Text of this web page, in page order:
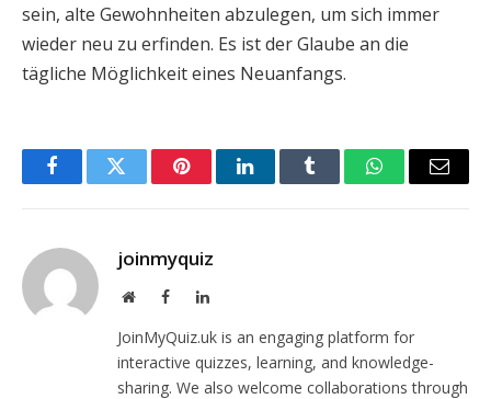
sein, alte Gewohnheiten abzulegen, um sich immer
wieder neu zu erfinden. Es ist der Glaube an die
tägliche Möglichkeit eines Neuanfangs.
FacebookTwitter PinterestLinkedInTumblr WhatsAppEmail
joinmyquiz
WebsiteFacebookLinkedIn
JoinMyQuiz.uk is an engaging platform for
interactive quizzes, learning, and knowledge-
sharing. We also welcome collaborations through